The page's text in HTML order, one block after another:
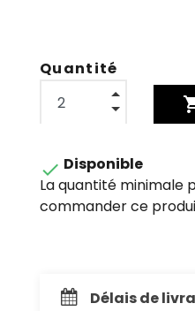
Quantité
 Disponible
La quantité minimale
commander ce
Délais de